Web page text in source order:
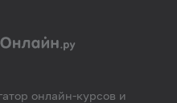
онлайн-курсов и